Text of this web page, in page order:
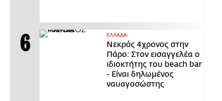
ΕΛΛΑΔΑ
Νεκρός 4χρονος στην
Πάρο: Στον εισαγγελέα ο
ιδιοκτήτης του beach bar
- Είναι δηλωμένος
ναυαγοσώστης